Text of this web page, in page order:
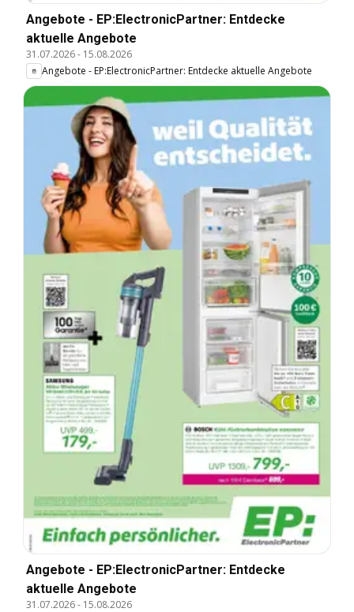
Angebote - EP:ElectronicPartner: Entdecke
aktuelle Angebote
31.07.2026- 15.08.2026
Angebote - EP:ElectronicPartner: Entdecke aktuelle Angebote
Angebote - EP:ElectronicPartner: Entdecke
aktuelle Angebote
31.07.2026- 15.08.2026